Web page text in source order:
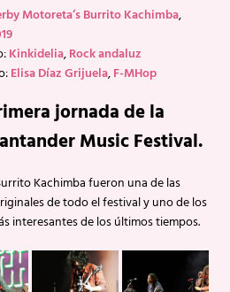
Motoreta’s Burrito Kachimba,
Kinkidelia,Rock andaluz
Elisa Díaz Grijuela,F-MHop
jornada de la
Music Festival.
Kachimba fueron una de las
de todo el festival y uno de los
interesantes de los últimos tiempos.